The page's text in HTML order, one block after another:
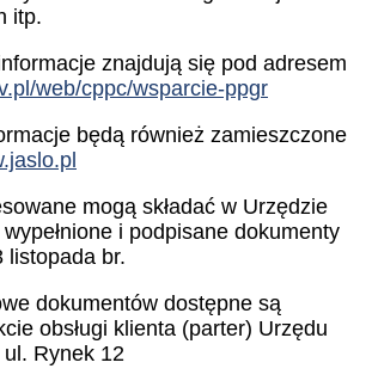
itp.
znajdują się pod adresem
web/cppc/wsparcie-ppgr
będą również zamieszczone
mogą składać w Urzędzie
i podpisane dokumenty
listopada br.
dokumentów dostępne są
obsługi klienta (parter) Urzędu
Rynek 12